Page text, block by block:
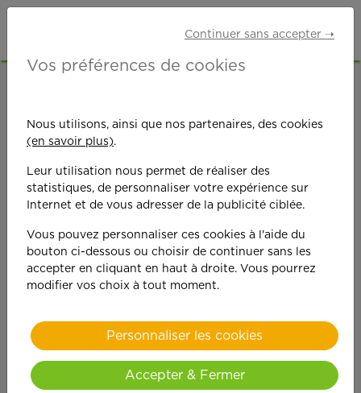
On est toujours plus
performant
quand on y met du
cœur !
Continuer sans accepter ➝
Vos préférences de cookies
Nous utilisons, ainsi que nos partenaires, des cookies
(en savoir plus).
Leur utilisation nous permet de réaliser des
statistiques, de personnaliser votre expérience sur
Internet et de vous adresser de la publicité ciblée.
Vous pouvez personnaliser ces cookies à l'aide du
bouton ci-dessous ou choisir de continuer sans les
accepter en cliquant en haut à droite. Vous pourrez
modifier vos choix à tout moment.
Personnaliser les cookies
Accepter & Fermer